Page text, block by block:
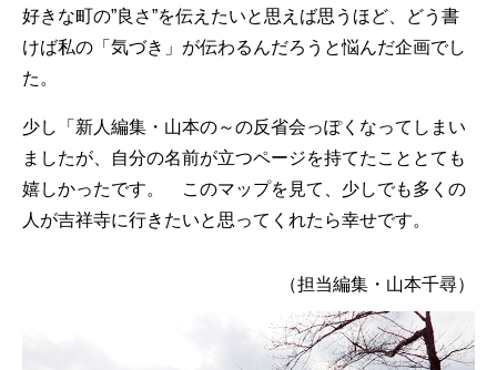
好きな町の”良さ”を伝えたいと思えば思うほど、どう書
けば私の「気づき」が伝わるんだろうと悩んだ企画でし
た。
少し「新人編集・山本の～の反省会っぽくなってしまい
ましたが、自分の名前が立つページを持てたこととても
嬉しかったです。 このマップを見て、少しでも多くの
人が吉祥寺に行きたいと思ってくれたら幸せです。
（担当編集・山本千尋）